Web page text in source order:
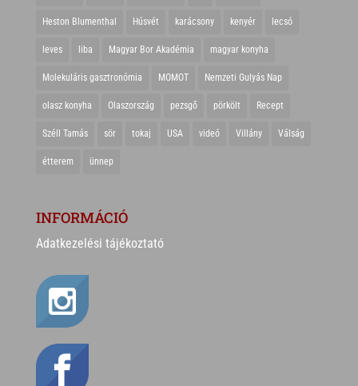
Heston Blumenthal Húsvét karácsony kenyér lecsó
leves liba Magyar Bor Akadémia magyar konyha
Molekuláris gasztronómia MOMOT Nemzeti Gulyás Nap
olasz konyha Olaszország pezsgő pörkölt Recept
Széll Tamás sör tokaj USA videó Villány Válság
étterem ünnep
INFORMÁCIÓ
Adatkezelési tájékoztató